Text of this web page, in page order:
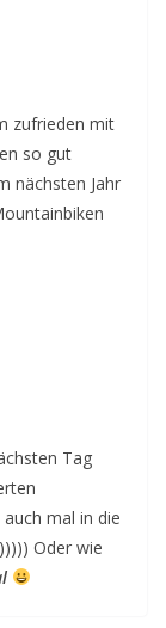
zufrieden mit
so gut
nächsten Jahr
Tag
mal in die
Oder wie